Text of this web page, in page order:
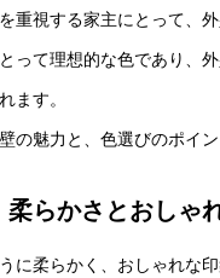
場管理
髪型自由
先
JBHRに
門家へ
ン
はあるの
先
JBHRに
重視する家主にとって、
って理想的な色であり、
ます。
の魅力と、色選びのポイ
らかさとおしゃ
に柔らかく、おしゃれな